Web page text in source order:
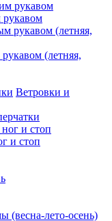
рукавом
(летняя,
Ветровки и
и стоп